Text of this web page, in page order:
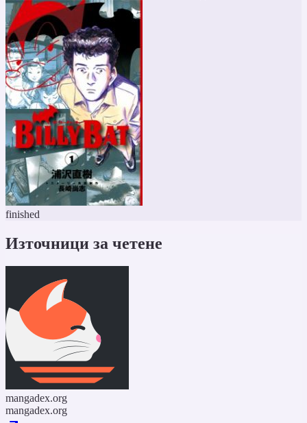
finished
Източници за четене
mangadex.org
mangadex.org